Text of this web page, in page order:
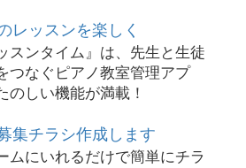
レッスンを楽しく
スンタイム』は、先生と生徒
つなぐピアノ教室管理アプ
のしい機能が満載！
集チラシ作成します
ムにいれるだけで簡単にチラ